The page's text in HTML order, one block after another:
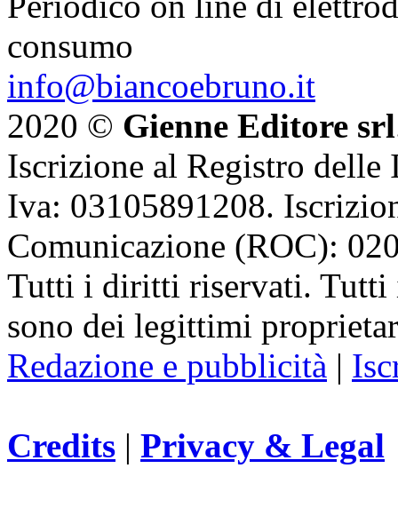
consumo
info@biancoebruno.it
2020 © Gienne Editore srl
Iscrizione al Registro delle
Iva: 03105891208.
Comunicazione (ROC):
Tutti i diritti riservati. Tutti
sono dei legittimi
Redazione e pubblicità |
Credits | Privacy & Legal